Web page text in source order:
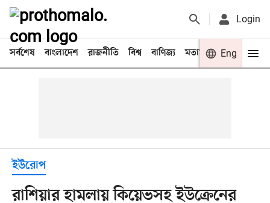
Login
সর্বশেষ বাংলাদেশ রাজনীতি বিশ্ব বাণিজ্য মতামত খেলা
Eng
ইউরোপ
রাশিয়ার হামলায় কিয়েভসহ ইউক্রেনের